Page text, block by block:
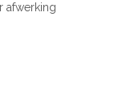
afwerking